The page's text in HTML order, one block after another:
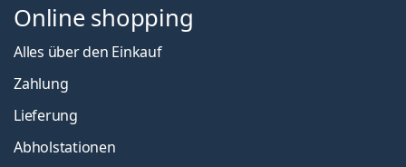
Online shopping
Alles über den Einkauf
Zahlung
Lieferung
Abholstationen